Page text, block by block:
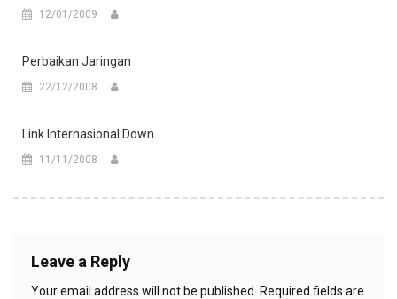
12/01/2009
Perbaikan Jaringan
22/12/2008
Link Internasional Down
11/11/2008
Leave a Reply
Your email address will not be published.
Required fields are